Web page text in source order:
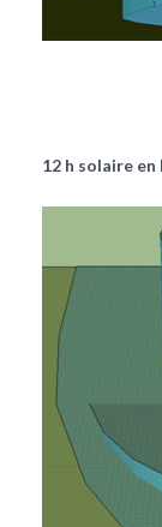
12 h solaire